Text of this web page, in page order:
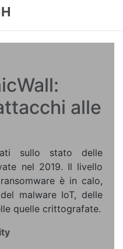
alle
sullo stato delle
nel 2019. Il livello
è in calo,
malware IoT, delle
quelle crittografate.